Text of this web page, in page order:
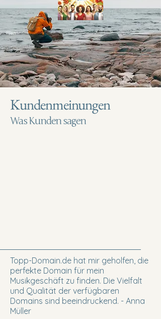
Kundenmeinungen
Was Kunden sagen
Topp-Domain.de hat mir geholfen, die
perfekte Domain für mein
Musikgeschäft zu finden. Die Vielfalt
und Qualität der verfügbaren
Domains sind beeindruckend. - Anna
Müller